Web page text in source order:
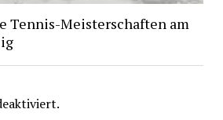
Tennis-Meisterschaften am